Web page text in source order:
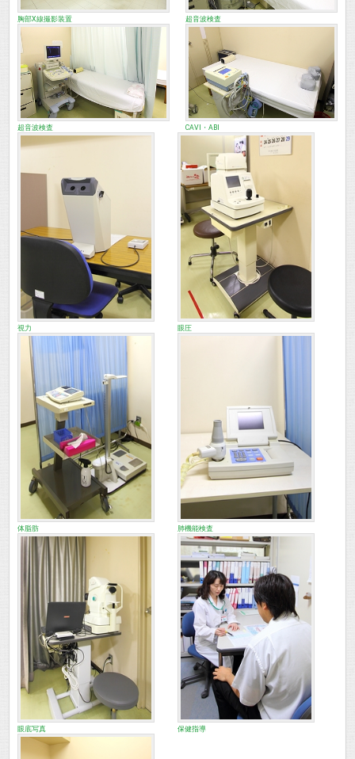
胸部X線撮影装置 超音波検査
超音波検査 CAVI・ABI
視力 眼圧
体脂肪 肺機能検査
眼底写真 保健指導